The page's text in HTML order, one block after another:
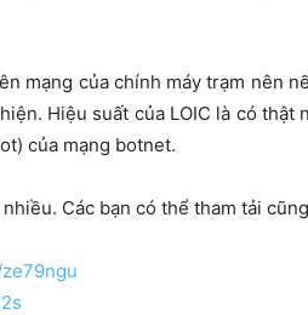
mạng của chính máy trạm nên
Hiệu suất của LOIC là có thật
của mạng botnet.
Các bạn có thể tham tải